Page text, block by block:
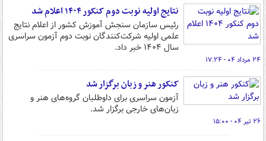
نتایج اولیه نوبت دوم کنکور ۱۴۰۴ اعلام شد
رئیس سازمان سنجش آموزش کشور از اعلام نتایج
علمی اولیه شرکت‌کنندگان نوبت دوم آزمون سراسری
سال ۱۴۰۴ خبر داد.
۲۴ مرداد ۰۴ - ۱۷:۲۴
کنکور هنر و زبان برگزار شد
آزمون سراسری برای داوطلبان گروه‌های هنر و
زبان‌های خارجی برگزار شد.
۲۶ تیر ۰۴ - ۱۵:۰۰